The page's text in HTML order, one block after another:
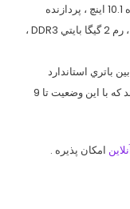
امكان پذيره .